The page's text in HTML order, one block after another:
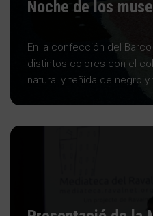
Noche de los
En la confección del
distintos colores con el
natural y teñida de negro y